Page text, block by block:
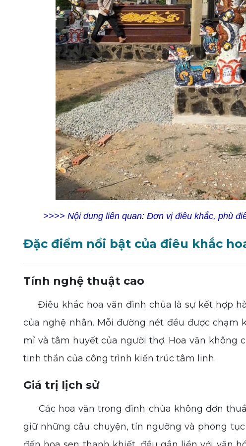
>>>> Nội dung liên quan:Đơn vị điêu khắc, phù
Đặc điểm nổi bật của điêu khắc
Tính nghệ thuật cao
Điêu khắc hoa văn đình chùa là sự kết hợp
của nghệ nhân. Mỗi đường nét đều được chạm
mỉ và tâm huyết của người thợ. Hoa văn không
tinh thần của công trình kiến trúc tâm linh.
Giá trị lịch sử
Các hoa văn trong đình chùa không đơn
giữ những câu chuyện, tín ngưỡng và phong